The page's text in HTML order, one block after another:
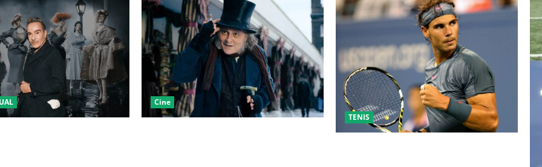
Cine
TENIS